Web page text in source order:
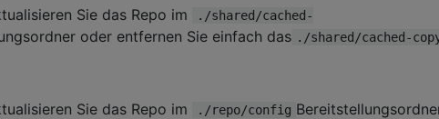
Sie das Repo im
./shared/cached-
oder entfernen Sie einfach das ./shared/cached-
Sie das Repo im
./repo/config